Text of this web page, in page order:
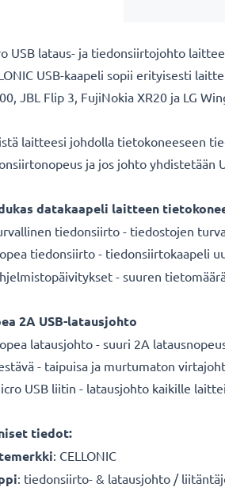
USB lataus- ja tiedonsiirtojohto
USB-kaapeli sopii erityisesti
JBL Flip 3, FujiNokia XR20 ja LG
laitteesi johdolla tietokoneeseen
ja jos johto yhdistetään
datakaapeli laitteen
tiedonsiirto - tiedostojen
tiedonsiirto - tiedonsiirtokaapeli
- suuren
2A USB-latausjohto
latausjohto - suuri 2A
- taipuisa ja murtumaton
USB liitin - latausjohto kaikille
tiedot:
: CELLONIC
: tiedonsiirto- & latausjohto /